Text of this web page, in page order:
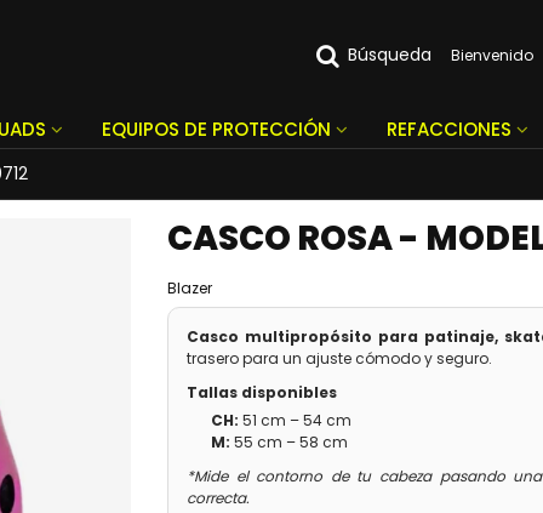
Búsqueda Bienvenido
EQUIPOS DE PROTECCIÓN REFACCIONES
CASCO ROSA -
Blazer
Casco multipropósito para patinaje,
trasero para un ajuste cómodo y seguro.
Tallas disponibles
CH: 51 cm – 54 cm
M: 55 cm – 58 cm
*Mide el contorno de tu cabeza pasando
correcta.